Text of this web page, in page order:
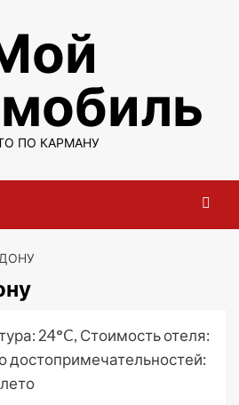
ПО КАРМАНУ
24°C, Стоимость отеля:
достопримечательностей: